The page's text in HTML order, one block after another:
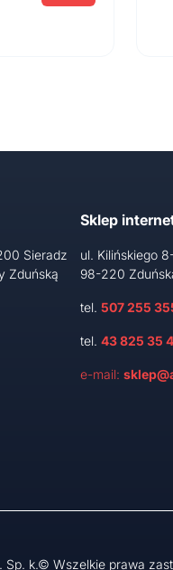
Sieradz
Zduńską
Sklep
ul. Kilińskiego
98-220
tel.507 255
tel.43 825 35
e-mail:
Sp. k.© Wszelkie prawa